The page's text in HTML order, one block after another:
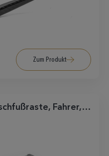
Zum Produkt
Fahrer,